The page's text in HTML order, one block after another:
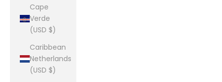
Cape
Verde
(USD $)
Caribbean
Netherlands
(USD $)